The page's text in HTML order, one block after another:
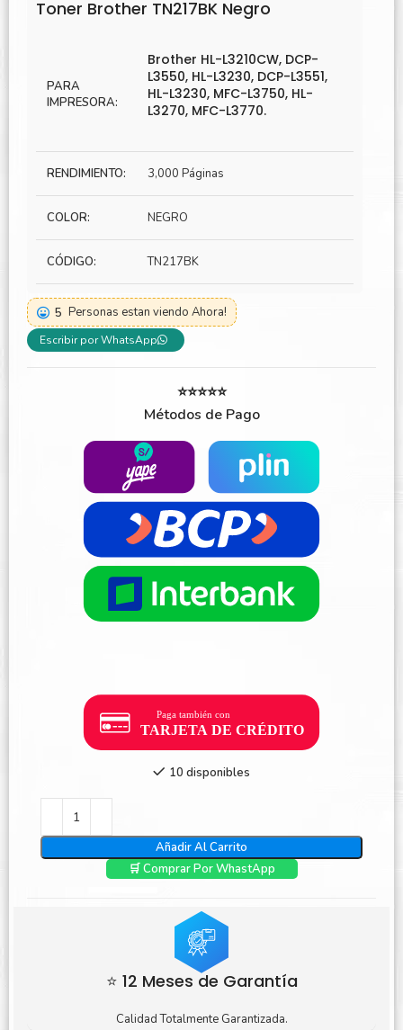
S/493.50.S/443.50.
Toner Brother TN217BK Negro
PARA
IMPRESORA:
Brother HL-L3210CW, DCP-
L3550, HL-L3230, DCP-L3551,
HL-L3230, MFC-L3750, HL-
L3270, MFC-L3770.
RENDIMIENTO: 3,000 Páginas
COLOR: NEGRO
CÓDIGO: TN217BK
5 Personas estan viendo Ahora!
Escribir por WhatsApp
⭐⭐⭐⭐⭐
Métodos de Pago
10 disponibles
Añadir Al Carrito
🛒 Comprar Por WhastApp
⭐ 12 Meses de Garantía
Calidad Totalmente Garantizada.